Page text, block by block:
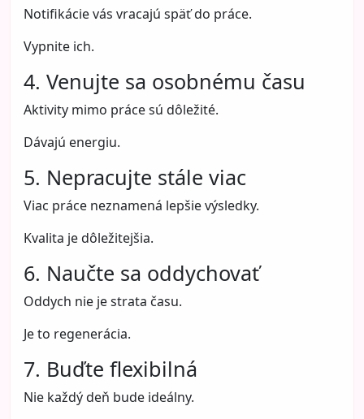
Notifikácie vás vracajú späť do práce.
Vypnite ich.
4. Venujte sa osobnému času
Aktivity mimo práce sú dôležité.
Dávajú energiu.
5. Nepracujte stále viac
Viac práce neznamená lepšie výsledky.
Kvalita je dôležitejšia.
6. Naučte sa oddychovať
Oddych nie je strata času.
Je to regenerácia.
7. Buďte flexibilná
Nie každý deň bude ideálny.